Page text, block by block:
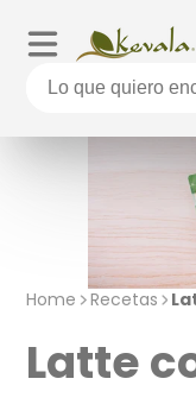
Home Recetas
Latte